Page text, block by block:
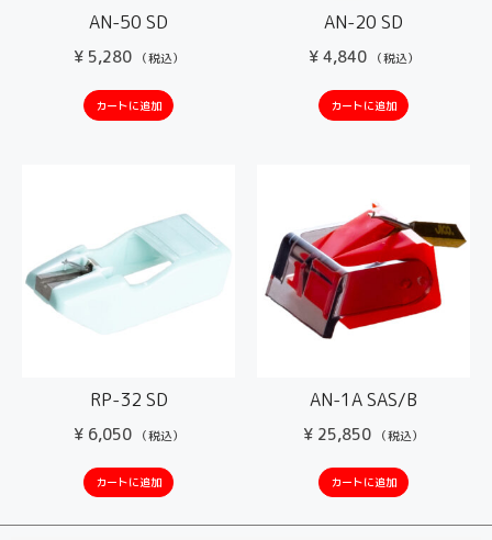
AN-50 SD
¥5,280 （税込）
カートに追加
AN-20 SD
¥4,840 （税込）
カートに追加
RP-32 SD
¥6,050 （税込）
カートに追加
AN-1A SAS/B
¥ 25,850 （税込）
カートに追加